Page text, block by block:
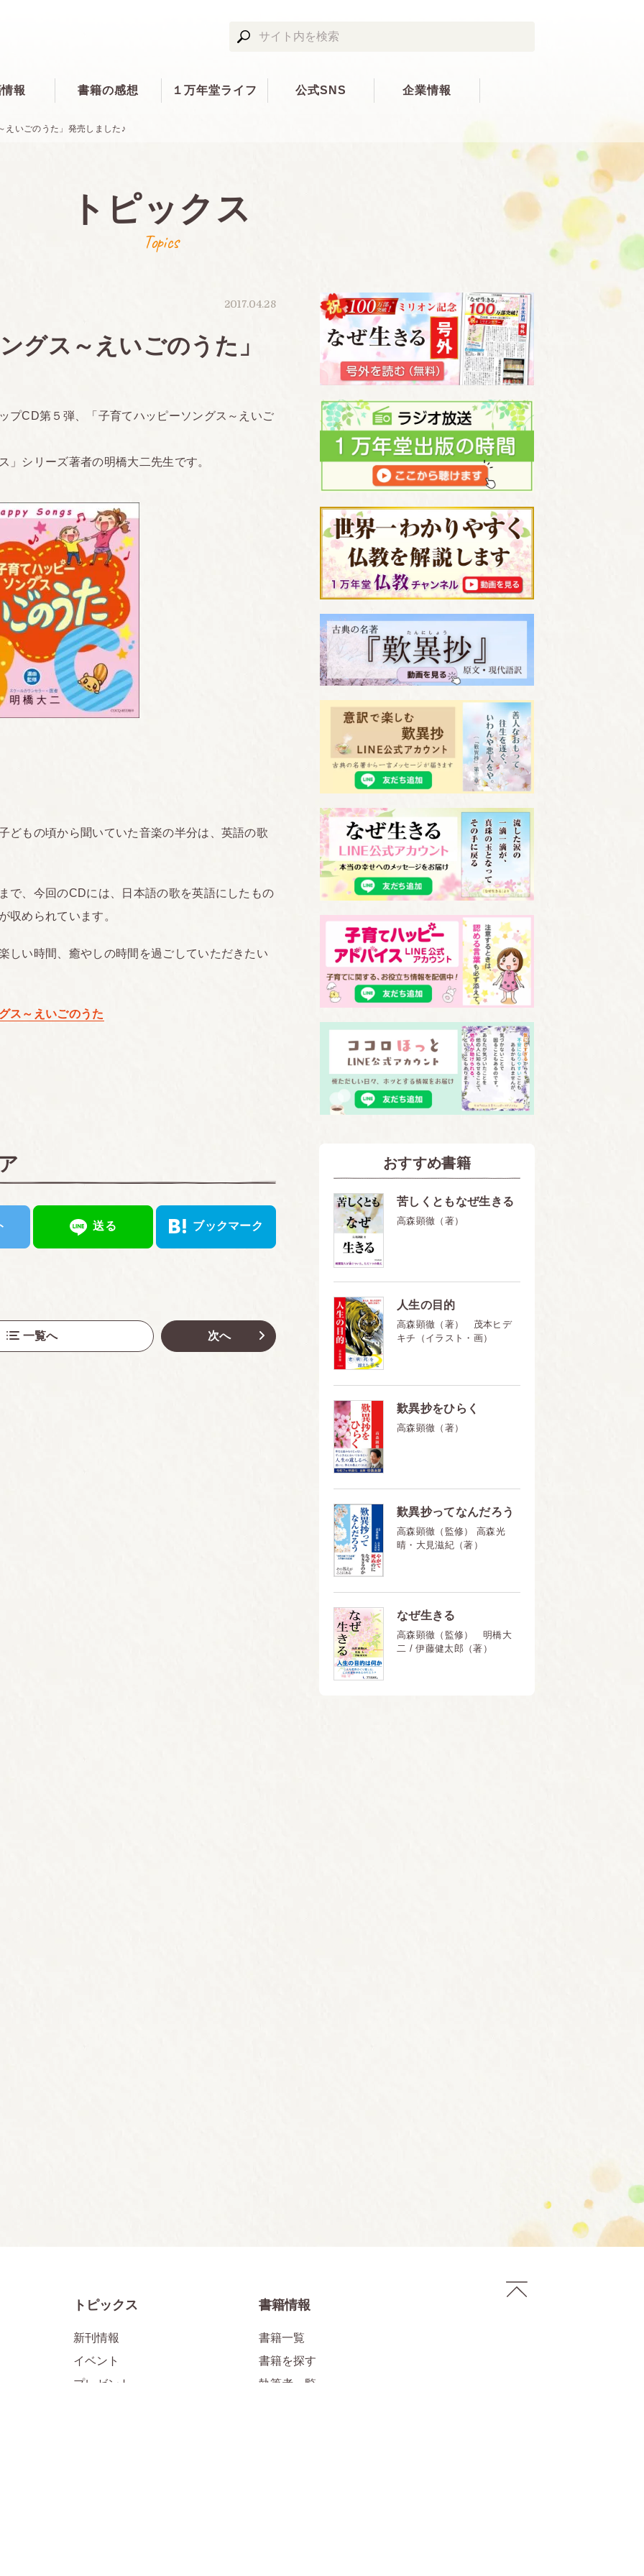
報 書籍の感想 １万年堂ライフ 公式SNS 企業情報
えいごのうた」発売しました♪
トピックス
Topics
2017.04.28
グス～えいごのうた」
プCD第５弾、「子育てハッピーソングス～えいご
」シリーズ著者の明橋大二先生です。
どもの頃から聞いていた音楽の半分は、英語の歌
で、今回のCDには、日本語の歌を英語にしたもの
収められています。
しい時間、癒やしの時間を過ごしていただきたい
ス～えいごのうた
送る ブックマーク
一覧へ 次へ
おすすめ書籍
苦しくともなぜ生きる
高森顕徹（著）
人生の目的
高森顕徹（著） 茂本ヒデ
キチ（イラスト・画）
歎異抄をひらく
高森顕徹（著）
歎異抄ってなんだろう
高森顕徹（監修） 高森光
晴・大見滋紀（著）
なぜ生きる
高森顕徹（監修） 明橋大
二 / 伊藤健太郎（著）
トピックス
新刊情報
イベント
プレゼント
書籍情報
書籍一覧
書籍を探す
執筆者一覧